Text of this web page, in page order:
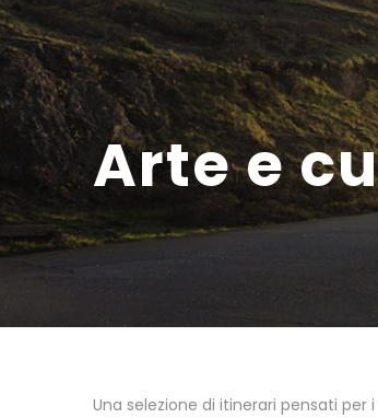
Arte e
Una selezione di itinerari pensati